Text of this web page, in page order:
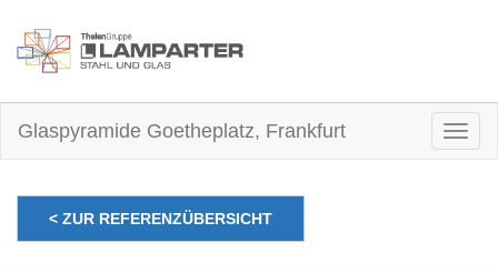
Glaspyramide Goetheplatz, Frankfurt
< ZUR REFERENZÜBERSICHT